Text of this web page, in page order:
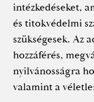
intézkedéseket,
és titokvédelmi
szükségesek. Az
hozzáférés,
nyilvánosságra
valamint a